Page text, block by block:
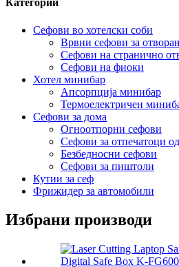
Категории
Сефови во хотелски соби
Врвни сефови за
Сефови на странично
Сефови на фиоки
Хотел минибар
Апсорпција минибар
Термоелектричен
Сефови за дома
Огноотпорни сефови
Сефови за отпечатоци
Безбедносни сефови
Сефови за пиштоли
Кутии за сеф
Фрижидер за автомобили
Избрани производи